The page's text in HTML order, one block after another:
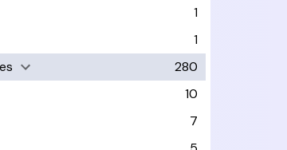
1
1
280
10
7